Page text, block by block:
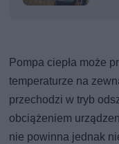
Pompa ciepła może
temperaturze na
przechodzi w tryb
obciążeniem
nie powinna jednak